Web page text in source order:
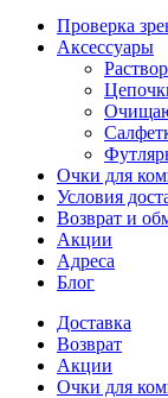
Проверка
Аксессуары
Очки для
Условия
Возврат и
Акции
Адреса
Блог
Доставка
Возврат
Акции
Очки для